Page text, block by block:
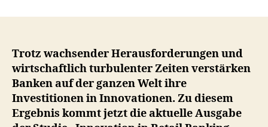
der
Banken
mehr
in
Innovation
Trotz wachsender Herausforderungen und
wirtschaftlich turbulenter Zeiten verstärken
Banken auf der ganzen Welt ihre
Investitionen in Innovationen. Zu diesem
Ergebnis kommt jetzt die aktuelle Ausgabe